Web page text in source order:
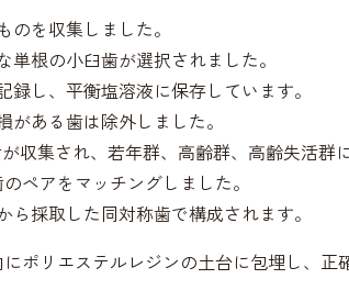
を収集しました。
根の小臼歯が選択されました。
し、平衡塩溶液に保存しています。
ある歯は除外しました。
収集され、若年群、高齢群、高齢失活群
ペアをマッチングしました。
採取した同対称歯で構成されます。
ポリエステルレジンの土台に包埋し、